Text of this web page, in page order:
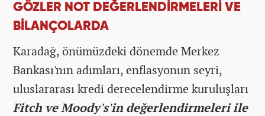
GÖZLER NOT DEĞERLENDİRMELERİ VE
BİLANÇOLARDA
Karadağ, önümüzdeki dönemde Merkez
Bankası'nın adımları, enflasyonun seyri,
uluslararası kredi derecelendirme kuruluşları
Fitch ve Moody's'in değerlendirmeleri ile